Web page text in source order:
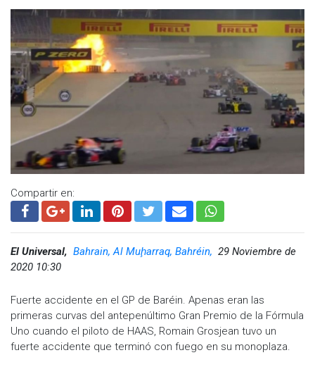
Compartir en:
El Universal, Bahrain, Al Muḩarraq, Bahréin, 29 Noviembre de
2020 10:30
Fuerte accidente en el GP de Baréin. Apenas eran las
primeras curvas del antepenúltimo Gran Premio de la Fórmula
Uno cuando el piloto de HAAS, Romain Grosjean tuvo un
fuerte accidente que terminó con fuego en su monoplaza.